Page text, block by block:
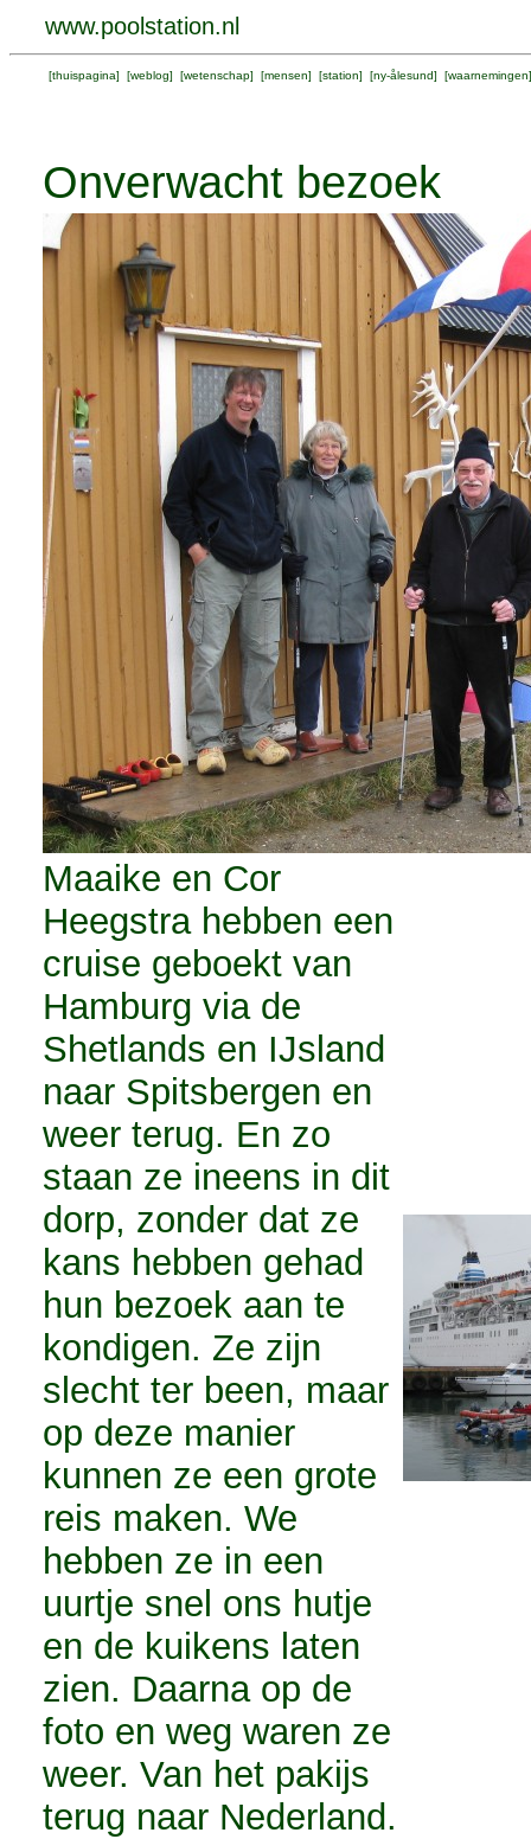
www.poolstation.nl
[thuispagina] [weblog] [wetenschap] [mensen] [station] [ny-ålesund] [waarnemingen
Onverwacht bezoek
Maaike en Cor
Heegstra hebben een
cruise geboekt van
Hamburg via de
Shetlands en IJsland
naar Spitsbergen en
weer terug. En zo
staan ze ineens in dit
dorp, zonder dat ze
kans hebben gehad
hun bezoek aan te
kondigen. Ze zijn
slecht ter been, maar
op deze manier
kunnen ze een grote
reis maken. We
hebben ze in een
uurtje snel ons hutje
en de kuikens laten
zien. Daarna op de
foto en weg waren ze
weer. Van het pakijs
terug naar Nederland.